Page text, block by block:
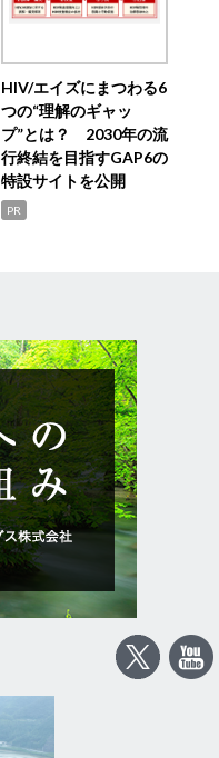
HIV/エイズにまつわる6
つの“理解のギャッ
プ”とは？ 2030年の流
行終結を目指すGAP6の
特設サイトを公開
PR